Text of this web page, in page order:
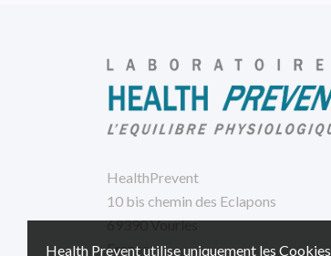
Health Prevent utilise uniquement les Cookies
HealthPrevent
10 bis chemin des Eclapons
69390 Vourles
France